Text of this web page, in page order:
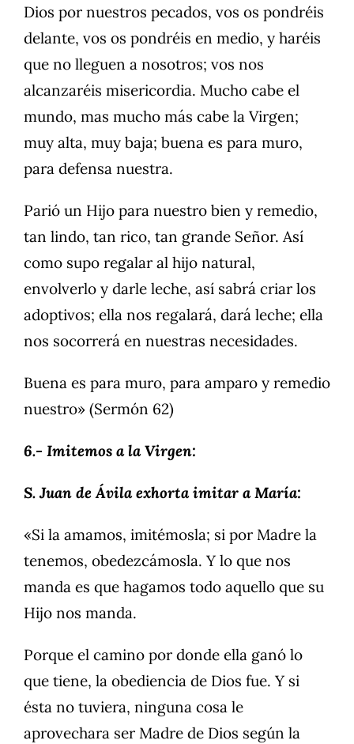
Dios por nuestros pecados, vos os pondréis
delante, vos os pondréis en medio, y haréis
que no lleguen a nosotros; vos nos
alcanzaréis misericordia. Mucho cabe el
mundo, mas mucho más cabe la Virgen;
muy alta, muy baja; buena es para muro,
para defensa nuestra.
Parió un Hijo para nuestro bien y remedio,
tan lindo, tan rico, tan grande Señor. Así
como supo regalar al hijo natural,
envolverlo y darle leche, así sabrá criar los
adoptivos; ella nos regalará, dará leche; ella
nos socorrerá en nuestras necesidades.
Buena es para muro, para amparo y remedio
nuestro» (Sermón 62)
6.- Imitemos a la Virgen:
S. Juan de Ávila exhorta imitar a María:
«Si la amamos, imitémosla; si por Madre la
tenemos, obedezcámosla. Y lo que nos
manda es que hagamos todo aquello que su
Hijo nos manda.
Porque el camino por donde ella ganó lo
que tiene, la obediencia de Dios fue. Y si
ésta no tuviera, ninguna cosa le
aprovechara ser Madre de Dios según la